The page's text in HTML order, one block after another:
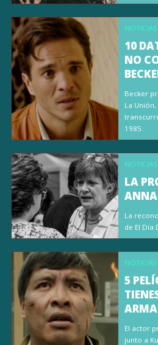
NOTICIAS
10
NO
Becker
La
1985.
NOTICIAS
LA
ANNA
La
de El Día
NOTICIAS
5
El actor
junto a